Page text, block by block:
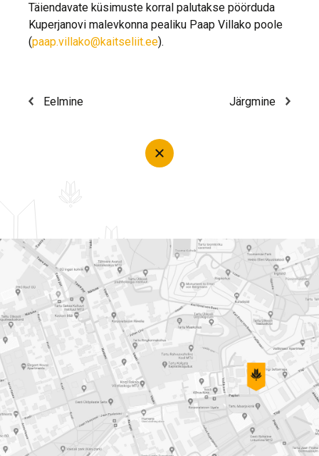
Täiendavate küsimuste korral palutakse pöörduda
Kuperjanovi malevkonna pealiku Paap Villako poole
(paap.villako@kaitseliit.ee).
Eelmine Järgmine